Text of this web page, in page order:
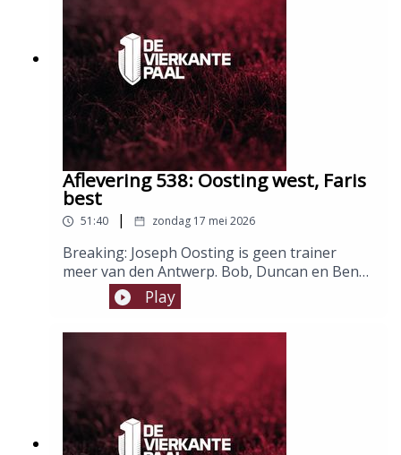
Aflevering 538: Oosting west, Faris
best
51:40 | zondag 17 mei 2026
Breaking: Joseph Oosting is geen trainer
meer van den Antwerp. Bob, Duncan en Ben
kijken even terug op de passage van de
Emmenaar, geven hem een plaats op de all-
time trainersranking en vinden snel een
6 haalt?Host: Ben JacobsGasten: Bob Dejongh
en Duncan BartholomeeusenMontage:
Thomas Slembrouck
Play